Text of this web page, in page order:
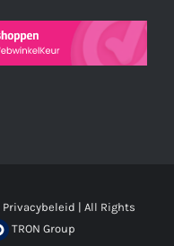
Privacybeleid | All Rights
TRON Group